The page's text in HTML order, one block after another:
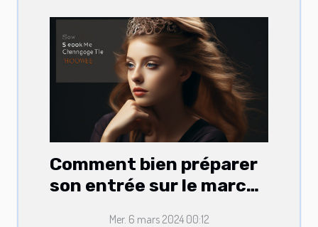
Comment bien préparer
son entrée sur le marché
Mer. 6 mars 2024 00:12